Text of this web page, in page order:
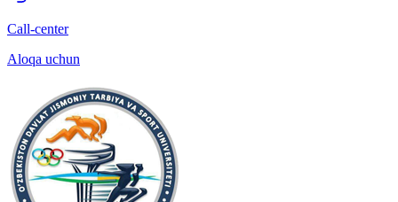
Call-center
Aloqa uchun